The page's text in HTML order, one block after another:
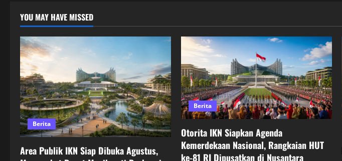
YOU MAY HAVE MISSED
Berita
Area Publik IKN Siap Dibuka Agustus,
Berita
Otorita IKN Siapkan Agenda
Kemerdekaan Nasional, Rangkaian HUT
ke-81 RI Dipusatkan di Nusantara